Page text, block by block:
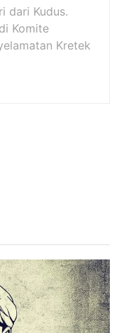
dari Kudus.
Komite
Kretek